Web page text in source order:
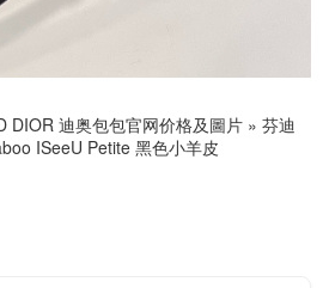
DIOR 迪奥包包官网价格及圖片 » 芬迪
ISeeU Petite 黑色小羊皮